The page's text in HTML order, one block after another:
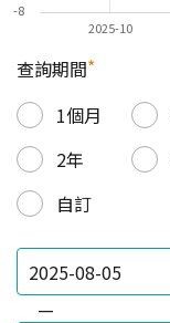
2025-10
-8
查詢期間*
1個月
2年
自訂
—